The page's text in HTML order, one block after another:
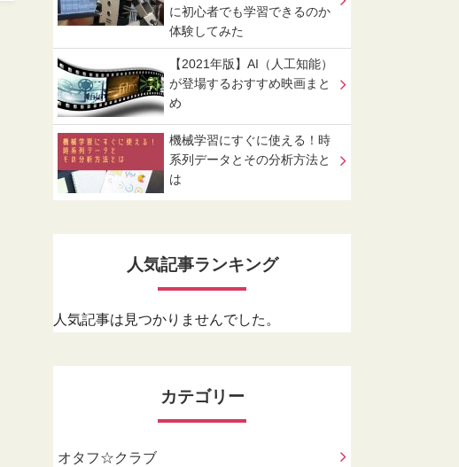
に初心者でも学習できるのか
体験してみた
【2021年版】AI（人工知能）
が登場するおすすめ映画まと
め
機械学習にすぐに使える！時
系列データとその分析方法と
は
人気記事ランキング
人気記事は見つかりませんでした。
カテゴリー
オタフ☆クラブ